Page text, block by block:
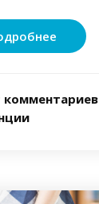
комментариев